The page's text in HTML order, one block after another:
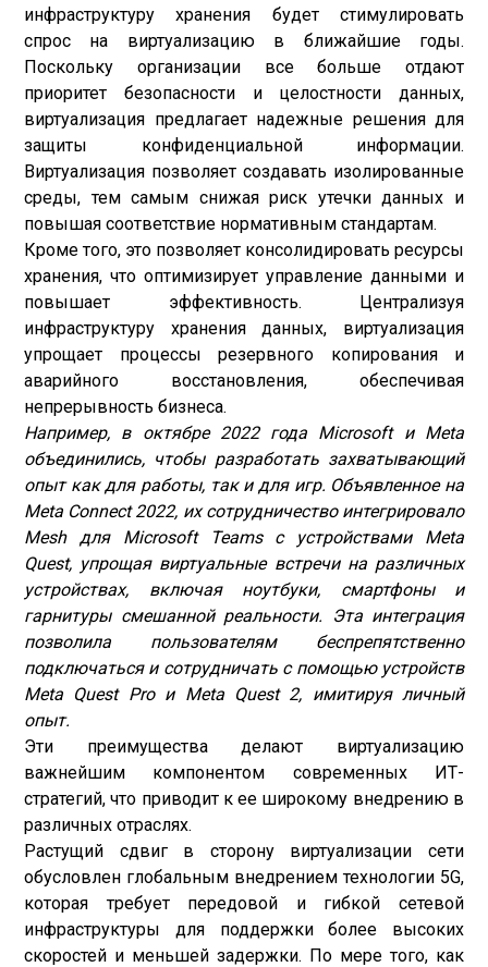
инфраструктуру хранения будет стимулировать
спрос на виртуализацию в ближайшие годы.
Поскольку организации все больше отдают
приоритет безопасности и целостности данных,
виртуализация предлагает надежные решения для
защиты конфиденциальной информации.
Виртуализация позволяет создавать изолированные
среды, тем самым снижая риск утечки данных и
повышая соответствие нормативным стандартам.
Кроме того, это позволяет консолидировать ресурсы
хранения, что оптимизирует управление данными и
повышает эффективность. Централизуя
инфраструктуру хранения данных, виртуализация
упрощает процессы резервного копирования и
аварийного восстановления, обеспечивая
непрерывность бизнеса.
Например, в октябре 2022 года Microsoft и Meta
объединились, чтобы разработать захватывающий
опыт как для работы, так и для игр. Объявленное на
Meta Connect 2022, их сотрудничество интегрировало
Mesh для Microsoft Teams с устройствами Meta
Quest, упрощая виртуальные встречи на различных
устройствах, включая ноутбуки, смартфоны и
гарнитуры смешанной реальности. Эта интеграция
позволила пользователям беспрепятственно
подключаться и сотрудничать с помощью устройств
Meta Quest Pro и Meta Quest 2, имитируя личный
опыт.
Эти преимущества делают виртуализацию
важнейшим компонентом современных ИТ-
стратегий, что приводит к ее широкому внедрению в
различных отраслях.
Растущий сдвиг в сторону виртуализации сети
обусловлен глобальным внедрением технологии 5G,
которая требует передовой и гибкой сетевой
инфраструктуры для поддержки более высоких
скоростей и меньшей задержки. По мере того, как